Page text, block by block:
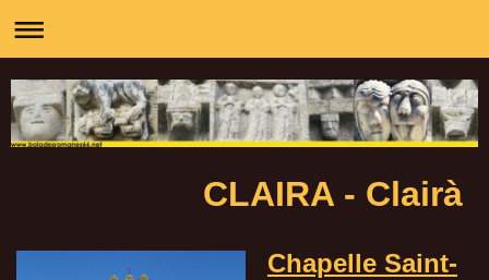
CLAIRA - Clairà
Chapelle Saint-